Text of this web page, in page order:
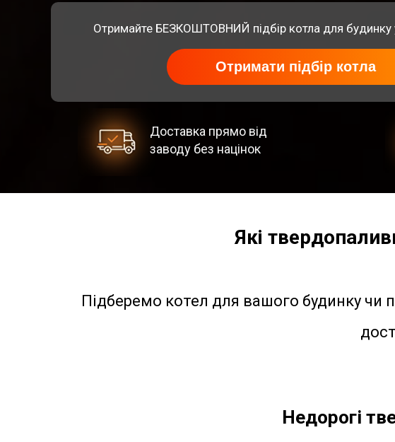
Доставка прямо від
заводу без націнок
Отримайте БЕЗКОШТОВНИЙ підбір котла для будинку
Отримати підбір котла
Які
Підберемо котел для вашого будинку
Недорогі